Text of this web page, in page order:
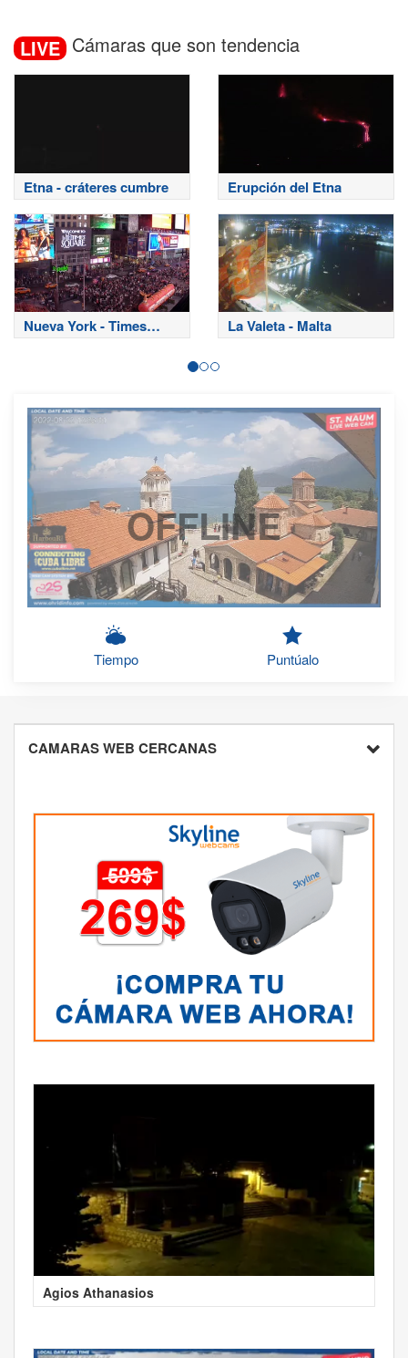
LIVE Cámaras que son tendencia
Etna - cráteres cumbre Erupción del Etna
Nueva York - Times
Square
La Valeta - Malta
OFFLINE
Tiempo Puntúalo
CAMARAS WEB CERCANAS
Agios Athanasios